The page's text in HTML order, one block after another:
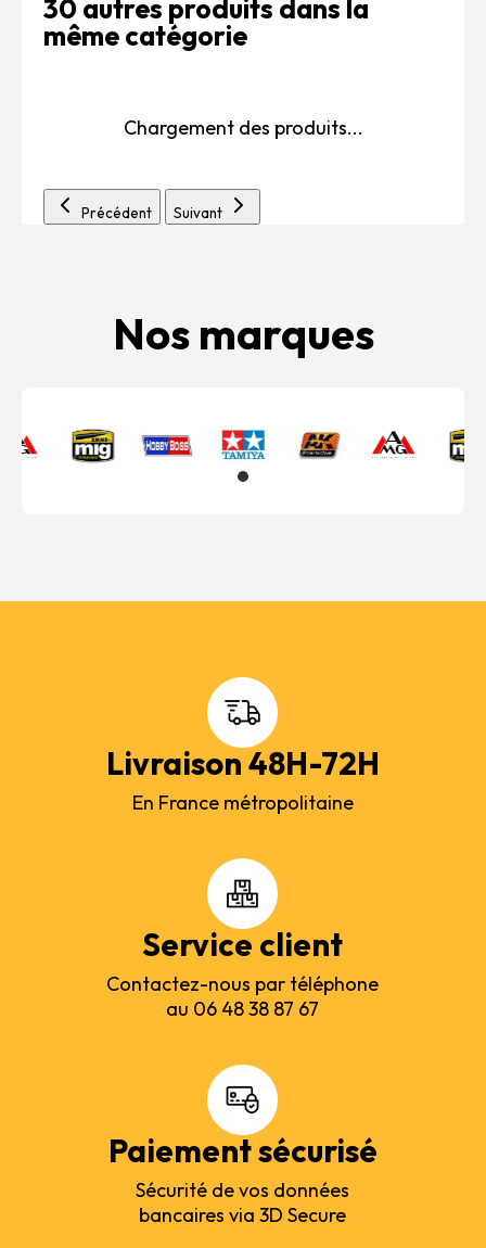
30 autres produits dans la
même catégorie
Chargement des produits...
Précédent Suivant
Nos marques
Livraison 48H-72H
En France métropolitaine
Service client
Contactez-nous par téléphone
au 06 48 38 87 67
Paiement sécurisé
Sécurité de vos données
bancaires via 3D Secure